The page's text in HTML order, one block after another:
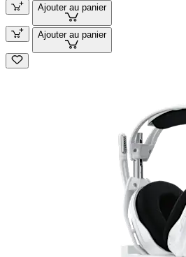
Ajouter au panier
Ajouter au panier